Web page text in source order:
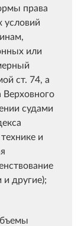
права
условий
или
ст. 74, а
судами
и
и другие);